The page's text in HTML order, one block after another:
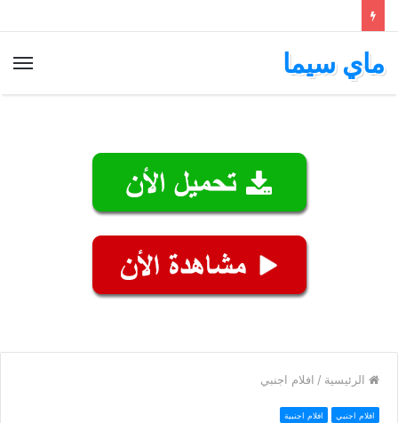
ماي سيما
الرئيسية / افلام اجنبي
افلام اجنبي افلام اجنبية